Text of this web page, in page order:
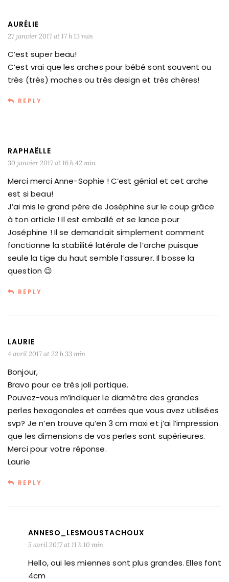
AURÉLIE
27 janvier 2017 at 17 h 13 min
C’est super beau!
C’est vrai que les arches pour bébé sont souvent ou
très (très) moches ou très design et très chères!
REPLY
RAPHAËLLE
30 janvier 2017 at 16 h 42 min
Merci merci Anne-Sophie ! C’est génial et cet arche
est si beau!
J’ai mis le grand père de Joséphine sur le coup grâce
à ton article ! Il est emballé et se lance pour
Joséphine ! Il se demandait simplement comment
fonctionne la stabilité latérale de l’arche puisque
seule la tige du haut semble l’assurer. Il bosse la
question 😉
REPLY
LAURIE
4 avril 2017 at 22 h 33 min
Bonjour,
Bravo pour ce très joli portique.
Pouvez-vous m’indiquer le diamètre des grandes
perles hexagonales et carrées que vous avez utilisées
svp? Je n’en trouve qu’en 3 cm maxi et j’ai l’impression
que les dimensions de vos perles sont supérieures.
Merci pour votre réponse.
Laurie
REPLY
ANNESO_LESMOUSTACHOUX
5 avril 2017 at 11 h 10 min
Hello, oui les miennes sont plus grandes. Elles font
4cm